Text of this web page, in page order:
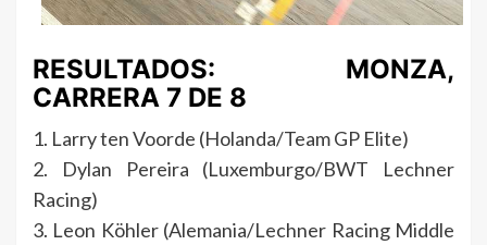
RESULTADOS: MONZA,
CARRERA 7 DE 8
1. Larry ten Voorde (Holanda/Team GP Elite)
2. Dylan Pereira (Luxemburgo/BWT Lechner
Racing)
3. Leon Köhler (Alemania/Lechner Racing Middle